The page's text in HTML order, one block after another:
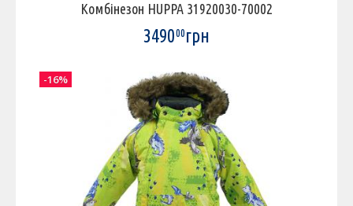
Комбінезон HUPPA 31920030-70002
349000грн
-16%